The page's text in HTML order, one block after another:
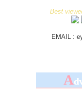
Best
EMAIL :
A